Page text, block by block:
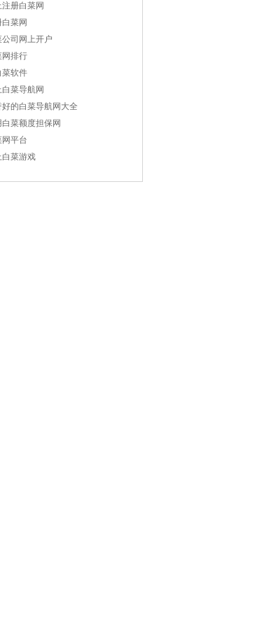
注册白菜网
菜网
公司网上开户
网排行
菜软件
白菜导航网
好的白菜导航网大全
白菜额度担保网
网平台
白菜游戏